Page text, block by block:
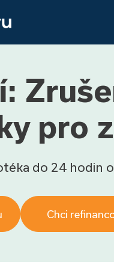
pro
do 24 hodin
Chci